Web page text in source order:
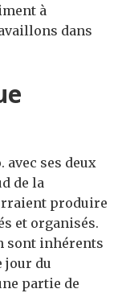
à
dans
avec ses deux
de la
produire
et organisés.
sont inhérents
jour du
partie de